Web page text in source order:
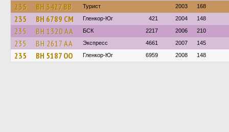
235 BH 3427 BB Турист 2003 168
235 BH 6789 CM Гленкор-Юг 421 2004 148
235 BH 1320 AA БСК 2217 2006 210
235 BH 2617 AA Экспресс 4661 2007 145
235 BH 5187 OO Гленкор-Юг 6959 2008 148